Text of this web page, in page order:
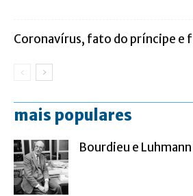
Coronavírus, fato do príncipe e
mais populares
Bourdieu e